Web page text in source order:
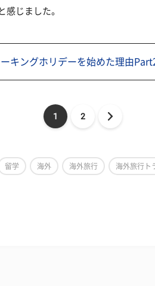
感じました。
ーキングホリデーを始めた理由
1 2
留学 海外 海外旅行 海外旅行ト